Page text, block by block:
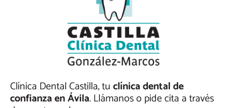
Clínica Dental Castilla, tuclínica dental de
confianza en Ávila. Llámanos o pide cita a través